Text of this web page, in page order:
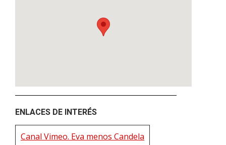
ENLACES DE INTERÉS
Canal Vimeo. Eva menos Candela